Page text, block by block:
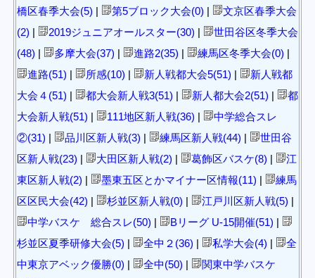
橋区春季大会(5) | 第5ブロック大会(0) |
文京区春季大会
(2) | 2019ジュニアオールスター(30) |
世田谷区冬季大会
(48) | 多摩大会(37) | 進路2(35) | 練馬区冬季大会(0) |
進路(51) | 所感(10) | 新人戦都大会5(51) |
新人戦都
大会４(51) | 都大会新人戦3(51) | 新人都大会2(51) |
都
大会新人戦(51) | 111地区新人戦(36) |
中学総合スレ
②(31) | 品川区新人戦(3) | 練馬区新人戦(44) |
世田谷
区新人戦(23) | 大田区新人戦(2) | 葛飾区バスケ(8) |
江
東区新人戦(2) | 墨東五区とかマイナー区情報(11) |
練馬
区区民大会(42) | 杉並区新人戦(0) | 江戸川区新人戦(5) |
中学バスケ 総合スレ(50) | Bリーグ U-15開催(51) |
杉並区夏季研修大会(5) | 全中２(36) | 私学大会(4) |
全
中東京アベック優勝(0) | 全中(50) |
関東中学バスケ